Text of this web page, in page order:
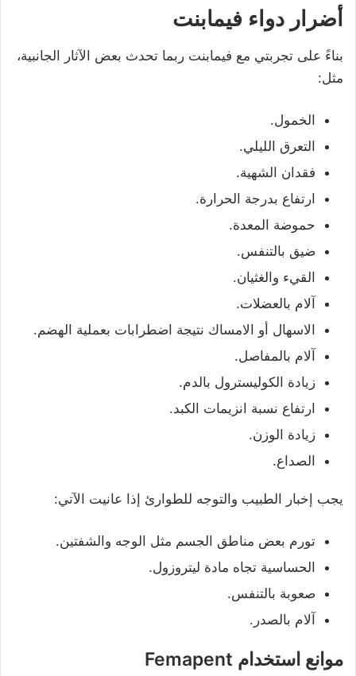
أضرار دواء فيمابنت
بناءً على تجربتي مع فيمابنت ربما تحدث بعض الآثار الجانبية،
مثل:
الخمول.
التعرق الليلي.
فقدان الشهية.
ارتفاع بدرجة الحرارة.
حموضة المعدة.
ضيق بالتنفس.
القيء والغثيان.
آلام بالعضلات.
الاسهال أو الامساك نتيجة اضطرابات بعملية الهضم.
آلام بالمفاصل.
زيادة الكوليسترول بالدم.
ارتفاع نسبة انزيمات الكبد.
زيادة الوزن.
الصداع.
يجب إخبار الطبيب والتوجه للطوارئ إذا عانيت الآتي:
تورم بعض مناطق الجسم مثل الوجه والشفتين.
الحساسية تجاه مادة ليتروزول.
صعوبة بالتنفس.
آلام بالصدر.
موانع استخدام Femapent